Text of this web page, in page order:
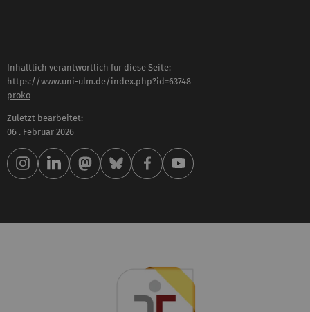
Inhaltlich verantwortlich für diese Seite:
https://www.uni-ulm.de/index.php?id=63748
proko
Zuletzt bearbeitet:
06 . Februar 2026